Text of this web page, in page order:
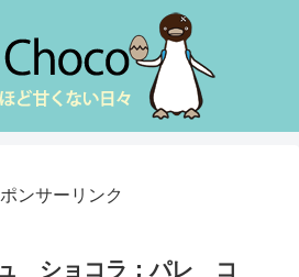
ンサーリンク
ショコラ；パレ コ